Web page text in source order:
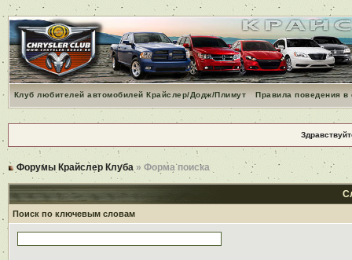
Клуб любителей автомобилей Крайслер/Додж/Плимут Правила поведения
Форумы Крайслер Клуба » Форма поиска
Поиск по ключевым словам